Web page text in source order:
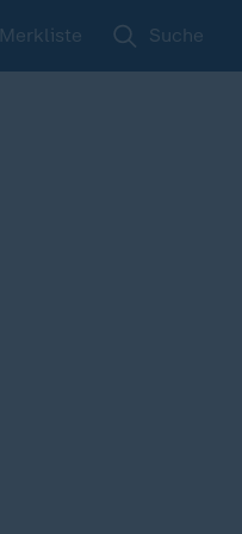
Merkliste Suche